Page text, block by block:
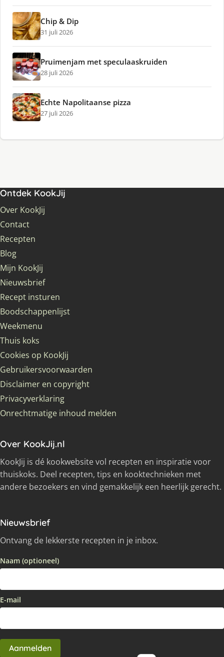
Chip & Dip
31 juli 2026
Pruimenjam met speculaaskruiden
28 juli 2026
Echte Napolitaanse pizza
27 juli 2026
Ontdek KookJij
Over KookJij
Contact
Recepten
Blog
Mijn KookJij
Nieuwsbrief
Recept insturen
Boodschappenlijst
Weekmenu
Thuis koks
Cookies op KookJij
Gebruikersvoorwaarden
Disclaimer en copyright
Privacyverklaring
Onrechtmatige inhoud melden
Over KookJij.nl
KookJij is dé kookwebsite vol recepten en inspiratie voor
thuiskoks. Deel recepten, tips en kooktechnieken met
andere bezoekers en vind gemakkelijk een heerlijk gerecht.
Nieuwsbrief
Ontvang de lekkerste recepten in je inbox.
Naam (optioneel)
E-mail
Aanmelden